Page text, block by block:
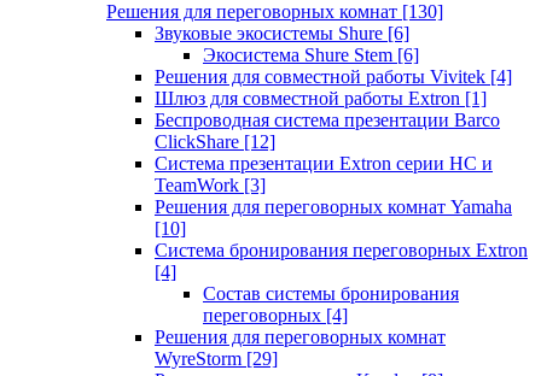
Решения для переговорных комнат [130]
Звуковые экосистемы Shure [6]
Экосистема Shure Stem [6]
Решения для совместной работы Vivitek [4]
Шлюз для совместной работы Extron [1]
Беспроводная система презентации Barco
ClickShare [12]
Система презентации Extron серии HC и
TeamWork [3]
Решения для переговорных комнат Yamaha
[10]
Система бронирования переговорных Extron
[4]
Состав системы бронирования
переговорных [4]
Решения для переговорных комнат
WyreStorm [29]